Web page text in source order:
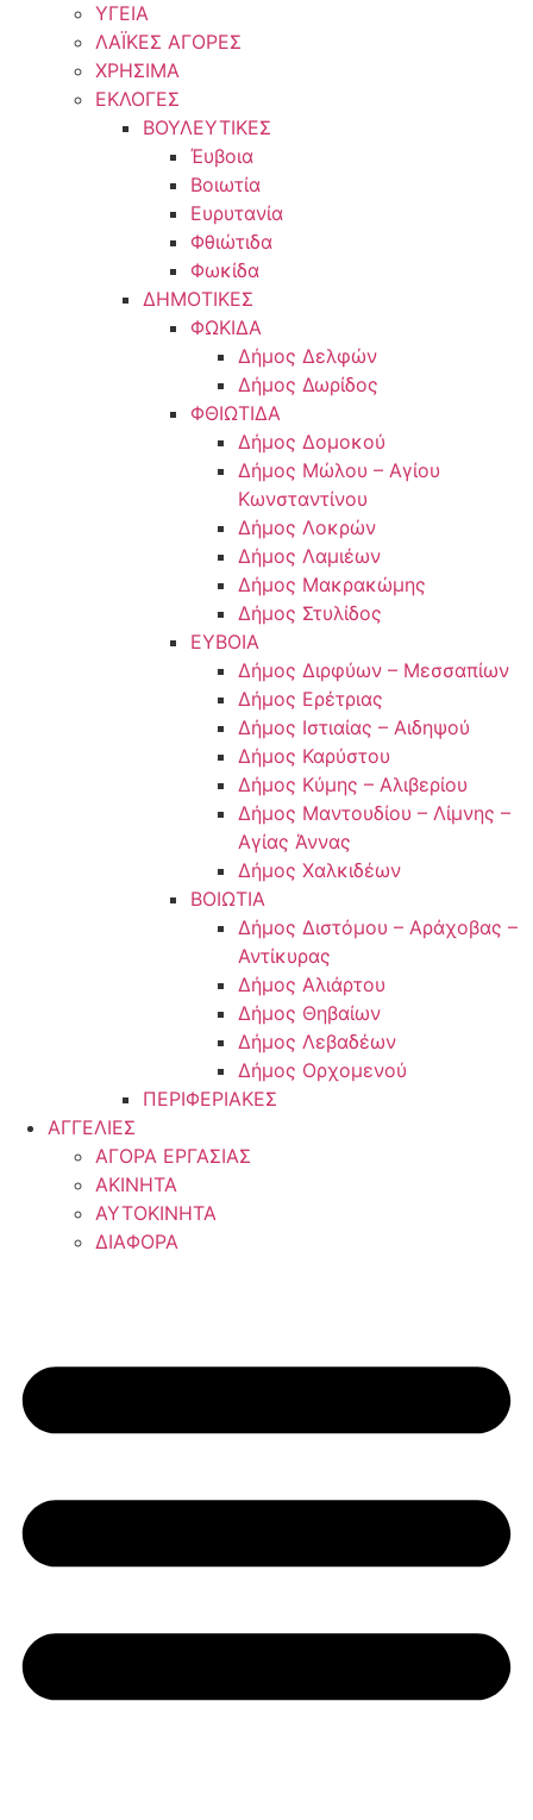
ΥΓΕΙΑ
ΛΑΪΚΕΣ ΑΓΟΡΕΣ
ΧΡΗΣΙΜΑ
ΕΚΛΟΓΕΣ
ΒΟΥΛΕΥΤΙΚΕΣ
Έυβοια
Βοιωτία
Ευρυτανία
Φθιώτιδα
Φωκίδα
ΔΗΜΟΤΙΚΕΣ
ΦΩΚΙΔΑ
Δήμος Δελφών
Δήμος Δωρίδος
ΦΘΙΩΤΙΔΑ
Δήμος Δομοκού
Δήμος Μώλου – Αγίου
Κωνσταντίνου
Δήμος Λοκρών
Δήμος Λαμιέων
Δήμος Μακρακώμης
Δήμος Στυλίδος
ΕΥΒΟΙΑ
Δήμος Διρφύων – Μεσσαπίων
Δήμος Ερέτριας
Δήμος Ιστιαίας – Αιδηψού
Δήμος Καρύστου
Δήμος Κύμης – Αλιβερίου
Δήμος Μαντουδίου – Λίμνης –
Αγίας Άννας
Δήμος Χαλκιδέων
ΒΟΙΩΤΙΑ
Δήμος Διστόμου – Αράχοβας –
Αντίκυρας
Δήμος Αλιάρτου
Δήμος Θηβαίων
Δήμος Λεβαδέων
Δήμος Ορχομενού
ΠΕΡΙΦΕΡΙΑΚΕΣ
ΑΓΓΕΛΙΕΣ
ΑΓΟΡΑ ΕΡΓΑΣΙΑΣ
ΑΚΙΝΗΤΑ
ΑΥΤΟΚΙΝΗΤΑ
ΔΙΑΦΟΡΑ